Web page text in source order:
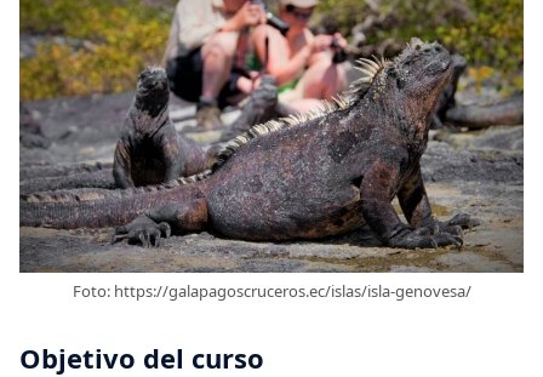
Foto: https://galapagoscruceros.ec/islas/isla-genovesa/
Objetivo del curso